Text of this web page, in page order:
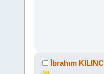
İbrahım KILINC